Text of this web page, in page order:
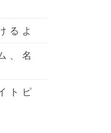
るよ
、名
トピ